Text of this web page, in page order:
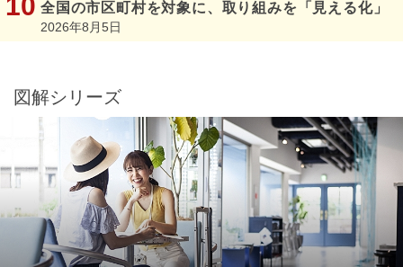
全国の市区町村を対象に、取り組みを「見える化」
2026年8月5日
図解シリーズ